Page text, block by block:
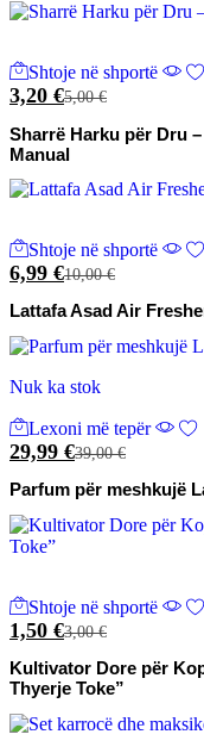
Shtoje në shportë
3,20 €5,00€
Sharrë Harku për Dru
Manual
Shtoje në shportë
6,99 €10,00€
Lattafa Asad Air
Nuk ka stok
Lexoni më tepër
29,99 €39,00€
Parfum për meshkujë
Shtoje në shportë
1,50 €3,00€
Kultivator Dore për
Thyerje Toke”